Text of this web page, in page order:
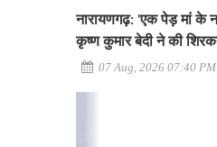
नारायणगढ़: 'एक पेड़ मां के
कृष्ण कुमार बेदी ने की
07 Aug, 2026 07:40 PM